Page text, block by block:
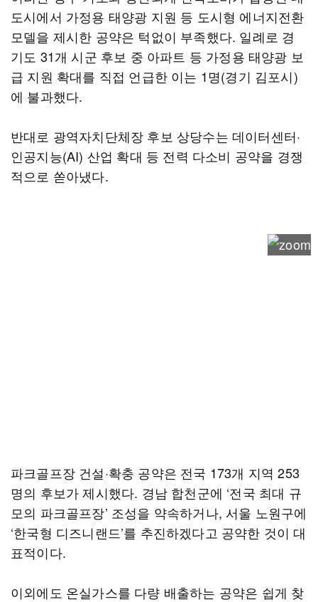
도시에서 가정용 태양광 지원 등 도시형 에너지전환
모델을 제시한 공약은 턱없이 부족했다. 일례로 경
기도 31개 시군 후보 중 아파트 등 가정용 태양광 보
급 지원 확대를 직접 언급한 이는 1명(경기 김포시)
에 불과했다.
반대로 광역자치단체장 후보 상당수는 데이터센터·
인공지능(AI) 산업 확대 등 전력 다소비 공약을 경쟁
적으로 쏟아냈다.
파크골프장 건설·확충 공약은 전국 173개 지역 253
명의 후보가 제시했다. 경남 합천군에 ‘전국 최대 규
모의 파크골프장’ 조성을 약속하거나, 서울 노원구에
‘한국형 디즈니랜드’를 추진하겠다고 공약한 것이 대
표적이다.
이외에도 온실가스를 다량 배출하는 공약은 쉽게 찾